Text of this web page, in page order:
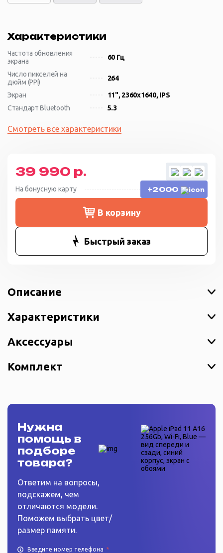
Характеристики
Частота обновления
экрана
60 Гц
Число пикселей на
дюйм (PPI)
264
Экран
11", 2360x1640, IPS
Стандарт Bluetooth
5.3
Смотреть все характеристики
39 990 р.
На бонусную карту +2000
В корзину
Быстрый заказ
Описание
Характеристики
Аксессуары
Комплект
Нужна
помощь в
подборе
товара?
Ответим на вопросы,
подскажем, чем
отличаются модели.
Поможем выбрать цвет/
размер памяти.
Введите номер телефона *